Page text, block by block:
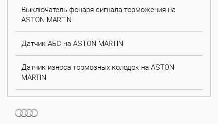
Выключатель фонаря сигнала торможения на
ASTON MARTIN
Датчик АБС на ASTON MARTIN
Датчик износа тормозных колодок на ASTON
MARTIN